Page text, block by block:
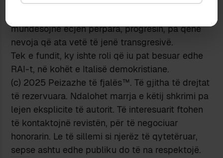
mundësojnë ecjen përpara, progresin, pa qenë
nevoja që ata vetë të jenë transgresivë.
Tek e fundit, ky ishte roli që iu pat besuar edhe
RAI-t, në kohët e Italisë demokristiane.
(c) 2025 Peizazhe të fjalës™. Të gjitha të drejtat
të rezervuara. Ndalohet marrja e këtij shkrimi pa
lejen eksplicite të autorit. Të interesuarit ftohen
të kontaktojnë revistën, për të negociuar
honorarin. Le të sillemi si njerëz të qytetëruar,
sepse ashtu edhe publiku do të na respektojë.